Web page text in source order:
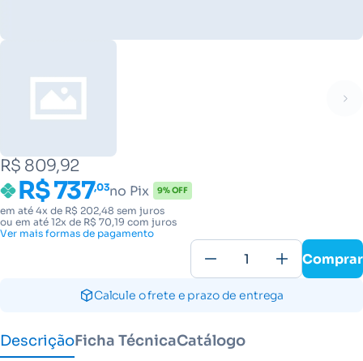
R$ 809,92
R$ 737,03no Pix 9% OFF
em até 4x de R$ 202,48 sem juros
ou em até 12x de R$ 70,19 com juros
Ver mais formas de pagamento
Comprar
Calcule o frete e prazo de entrega
DescriçãoFicha TécnicaCatálogo